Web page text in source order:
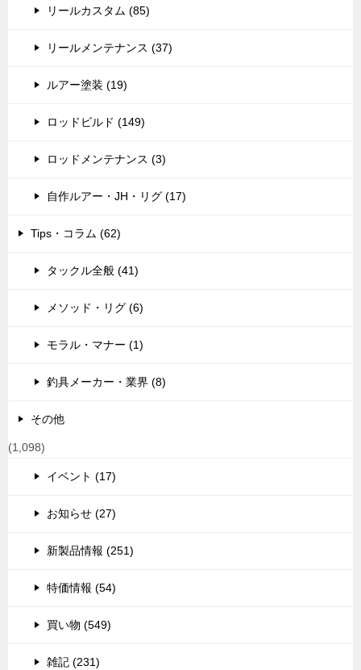
リールカスタム (85)
リールメンテナンス (37)
ルアー塗装 (19)
ロッドビルド (149)
ロッドメンテナンス (3)
自作ルアー・JH・リグ (17)
Tips・コラム (62)
タックル全般 (41)
メソッド・リグ (6)
モラル・マナー (1)
釣具メーカー・業界 (8)
その他
(1,098)
イベント (17)
お知らせ (27)
新製品情報 (251)
特価情報 (54)
買い物 (549)
雑記 (231)